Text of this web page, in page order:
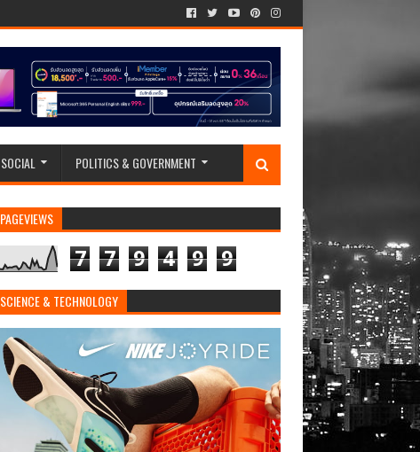
SOCIAL POLITICS & GOVERNMENT
PAGEVIEWS
7 7 9 4 9 9
SCIENCE & TECHNOLOGY